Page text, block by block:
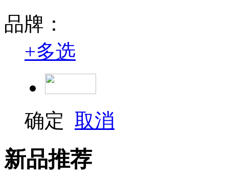
品牌：
+多选
确定 取消
新品推荐